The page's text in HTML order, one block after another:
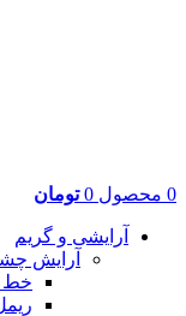
0 محصول 0 تومان
آرایشی و گریم
آرایش
خط